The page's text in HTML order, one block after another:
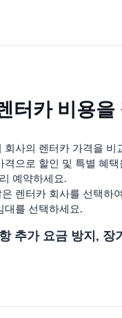
터카 비용
사의 렌터카 가격을
으로 할인 및 특별 혜
예약하세요.
렌터카 회사를 선택하
대를 선택하세요.
추가 요금 방지,